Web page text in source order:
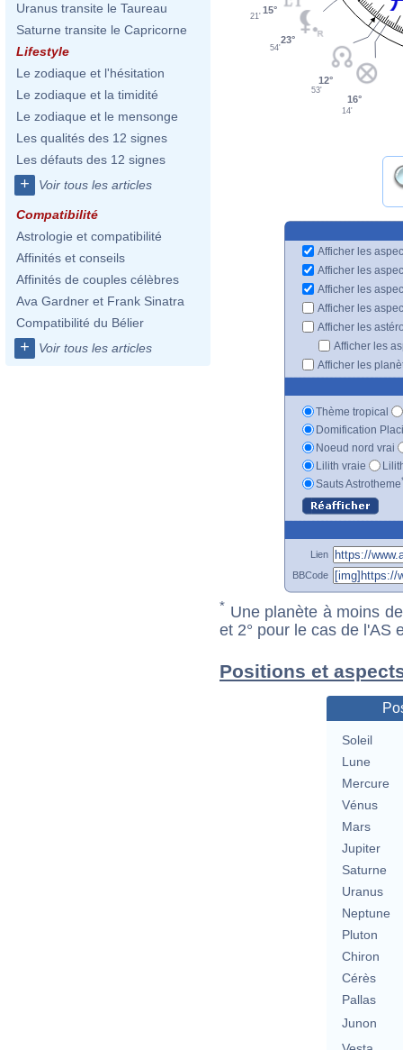
Uranus transite le Taureau
Saturne transite le Capricorne
Lifestyle
Le zodiaque et l'hésitation
Le zodiaque et la timidité
Le zodiaque et le mensonge
Les qualités des 12 signes
Les défauts des 12 signes
+ Voir tous les articles
Compatibilité
Astrologie et compatibilité
Affinités et conseils
Affinités de couples célèbres
Ava Gardner et Frank Sinatra
Compatibilité du Bélier
+ Voir tous les articles
15°
21'
23°
54'
12°
53'
16°
14'
Afficher les
Afficher les
Afficher les
Afficher les
Afficher les
Afficher les
Afficher les
Thème tropical
Domification
Noeud nord vrai
Lilith vraie
Sauts Astrotheme
Lien
BBCode
* Une planète à moins
et 2° pour le cas de l'AS
Positions et
Soleil
Lune
Mercure
Vénus
Mars
Jupiter
Saturne
Uranus
Neptune
Pluton
Chiron
Cérès
Pallas
Junon